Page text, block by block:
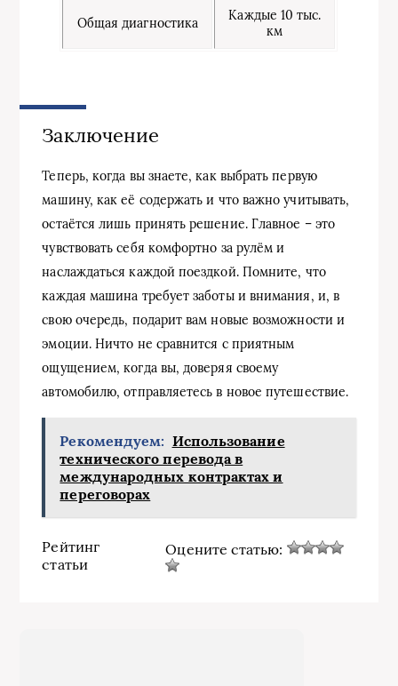
Общая диагностика
Каждые 10 тыс.
км
Заключение
Теперь, когда вы знаете, как выбрать первую
машину, как её содержать и что важно учитывать,
остаётся лишь принять решение. Главное – это
чувствовать себя комфортно за рулём и
наслаждаться каждой поездкой. Помните, что
каждая машина требует заботы и внимания, и, в
свою очередь, подарит вам новые возможности и
эмоции. Ничто не сравнится с приятным
ощущением, когда вы, доверяя своему
автомобилю, отправляетесь в новое путешествие.
Рекомендуем: Использование
технического перевода в
международных контрактах и
переговорах
Рейтинг
статьи
Оцените статью: